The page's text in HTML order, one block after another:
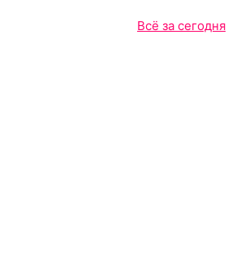
Всё за сегодня